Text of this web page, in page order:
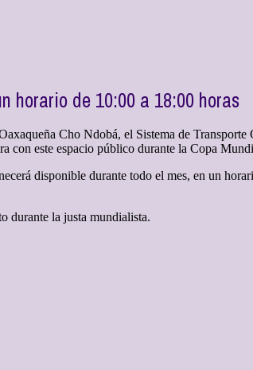
horario de 10:00 a 18:00 horas
Cho Ndobá, el Sistema de
con este espacio público durante la Copa
disponible durante todo el mes, en un
durante la justa mundialista.